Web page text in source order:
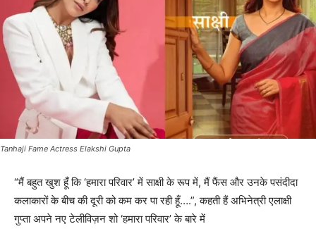
Tanhaji Fame Actress Elakshi Gupta
“मैं बहुत खुश हूँ कि ‘हमारा परिवार’ में साक्षी के रूप में, मैं फैंस और उनके पसंदीदा
कलाकारों के बीच की दूरी को कम कर पा रही हूँ….”, कहती हैं अभिनेत्री एलाक्षी
गुप्ता अपने नए टेलीविज़न शो ‘हमारा परिवार’ के बारे में